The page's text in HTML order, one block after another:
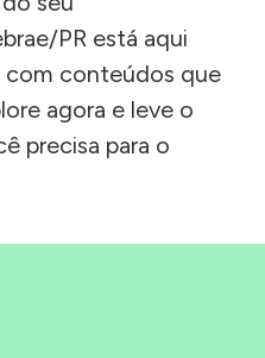
PR está aqui
com conteúdos que
agora e leve o
precisa para o